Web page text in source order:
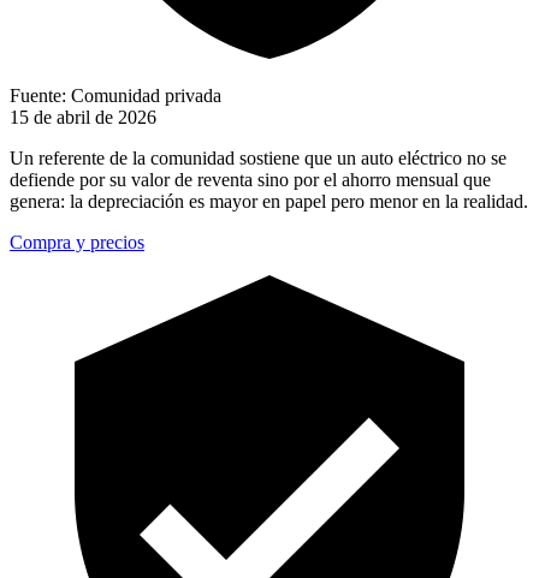
Fuente: Comunidad privada
15 de abril de 2026
Un referente de la comunidad sostiene que un auto eléctrico no se
defiende por su valor de reventa sino por el ahorro mensual que
genera: la depreciación es mayor en papel pero menor en la realidad.
Compra y precios